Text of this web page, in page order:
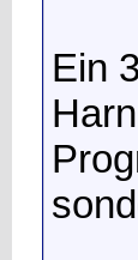
Ein